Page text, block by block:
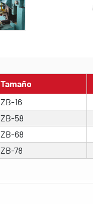
Tamaño
ZB-16
ZB-58
ZB-68
ZB-78